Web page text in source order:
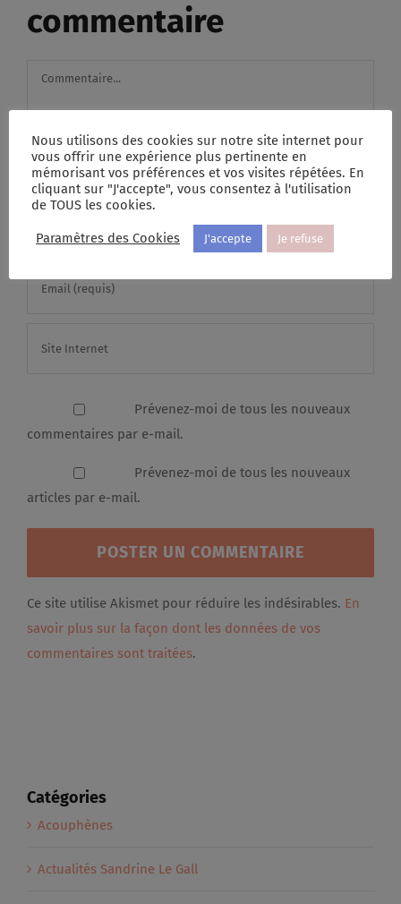
commentaire
Commentaire
Prévenez-moi de tous les nouveaux
commentaires par e-mail.
Prévenez-moi de tous les nouveaux
articles par e-mail.
Ce site utilise Akismet pour réduire les indésirables. En
savoir plus sur la façon dont les données de vos
commentaires sont traitées.
Catégories
Acouphènes
Actualités Sandrine Le Gall
Nous utilisons des cookies sur notre site internet pour
vous offrir une expérience plus pertinente en
mémorisant vos préférences et vos visites répétées. En
cliquant sur "J'accepte", vous consentez à l'utilisation
de TOUS les cookies.
Paramètres des Cookies J'accepte Je refuse